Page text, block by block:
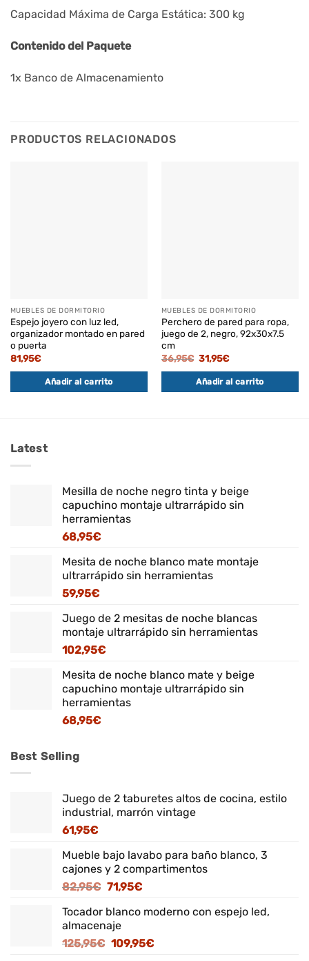
Capacidad Máxima de Carga Estática: 300 kg
Contenido del Paquete
1x Banco de Almacenamiento
PRODUCTOS RELACIONADOS
MUEBLES DE DORMITORIO
Espejo joyero con luz led,
organizador montado en pared
o puerta
81,95€
Añadir al carrito
MUEBLES DE DORMITORIO
Perchero de pared para ropa,
juego de 2, negro, 92x30x7.5
cm
36,95€ El
original
era:
36,95€.
31,95€El
actual
es:
31,95€.
Añadir al carrito
Latest
Mesilla de noche negro tinta y beige
capuchino montaje ultrarrápido sin
herramientas
68,95€
Mesita de noche blanco mate montaje
ultrarrápido sin herramientas
59,95€
Juego de 2 mesitas de noche blancas
montaje ultrarrápido sin herramientas
102,95€
Mesita de noche blanco mate y beige
capuchino montaje ultrarrápido sin
herramientas
68,95€
Best Selling
Juego de 2 taburetes altos de cocina, estilo
industrial, marrón vintage
61,95€
Mueble bajo lavabo para baño blanco, 3
cajones y 2 compartimentos
82,95€ El
original
era:
82,95€.
71,95€El
actual
71,95€.
Tocador blanco moderno con espejo led,
almacenaje
125,95€ El
109,95€El